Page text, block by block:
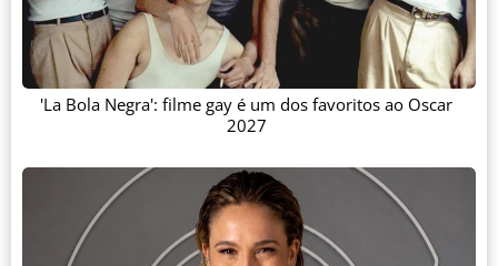
'La Bola Negra': filme gay é um dos favoritos ao Oscar
2027